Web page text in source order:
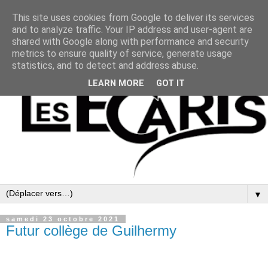
▼
samedi 23 octobre 2021
Futur collège de Guilhermy
This site uses cookies from Google to deliver its services
and to analyze traffic. Your IP address and user-agent are
shared with Google along with performance and security
metrics to ensure quality of service, generate usage
statistics, and to detect and address abuse.
LEARN MORE GOT IT